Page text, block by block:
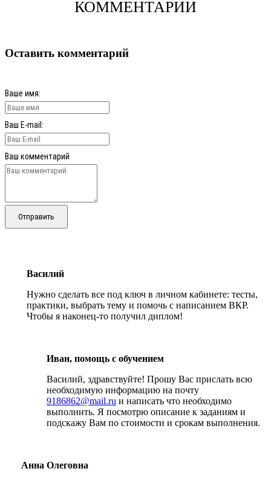
КОММЕНТАРИИ
Оставить комментарий
Ваше имя:
Ваш E-mail:
Ваш комментарий
Отправить
Василий
Нужно сделать все под ключ в личном кабинете: тесты,
практики, выбрать тему и помочь с написанием ВКР.
Чтобы я наконец-то получил диплом!
Иван, помощь с обучением
Василий, здравствуйте! Прошу Вас прислать всю
необходимую информацию на почту
9186862@mail.ru и написать что необходимо
выполнить. Я посмотрю описание к заданиям и
подскажу Вам по стоимости и срокам выполнения.
Анна Олеговна